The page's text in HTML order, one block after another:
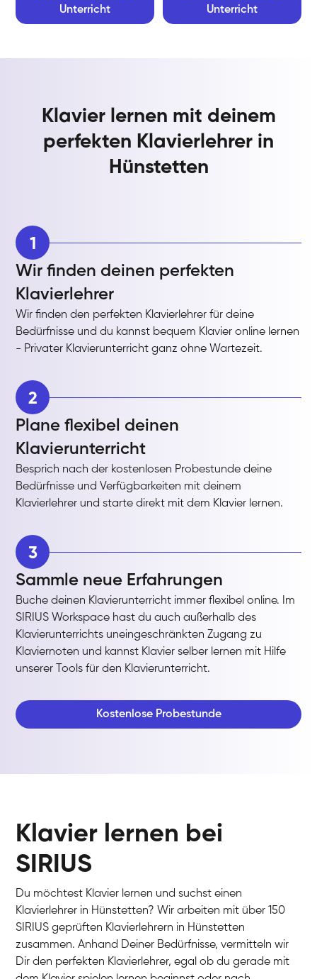
Unterricht
Unterricht
Klavier lernen mit deinem
perfekten Klavierlehrer in
Hünstetten
1
Wir finden deinen perfekten
Klavierlehrer
Wir finden den perfekten Klavierlehrer für deine
Bedürfnisse und du kannst bequem Klavier online lernen
- Privater Klavierunterricht ganz ohne Wartezeit.
2
Plane flexibel deinen
Klavierunterricht
Besprich nach der kostenlosen Probestunde deine
Bedürfnisse und Verfügbarkeiten mit deinem
Klavierlehrer und starte direkt mit dem Klavier lernen.
3
Sammle neue Erfahrungen
Buche deinen Klavierunterricht immer flexibel online. Im
SIRIUS Workspace hast du auch außerhalb des
Klavierunterrichts uneingeschränkten Zugang zu
Klaviernoten und kannst Klavier selber lernen mit Hilfe
unserer Tools für den Klavierunterricht.
Kostenlose Probestunde
Klavier lernen bei
SIRIUS
Du möchtest Klavier lernen und suchst einen
Klavierlehrer in Hünstetten? Wir arbeiten mit über 150
SIRIUS geprüften Klavierlehrern in Hünstetten
zusammen. Anhand Deiner Bedürfnisse, vermitteln wir
Dir den perfekten Klavierlehrer, egal ob du gerade mit